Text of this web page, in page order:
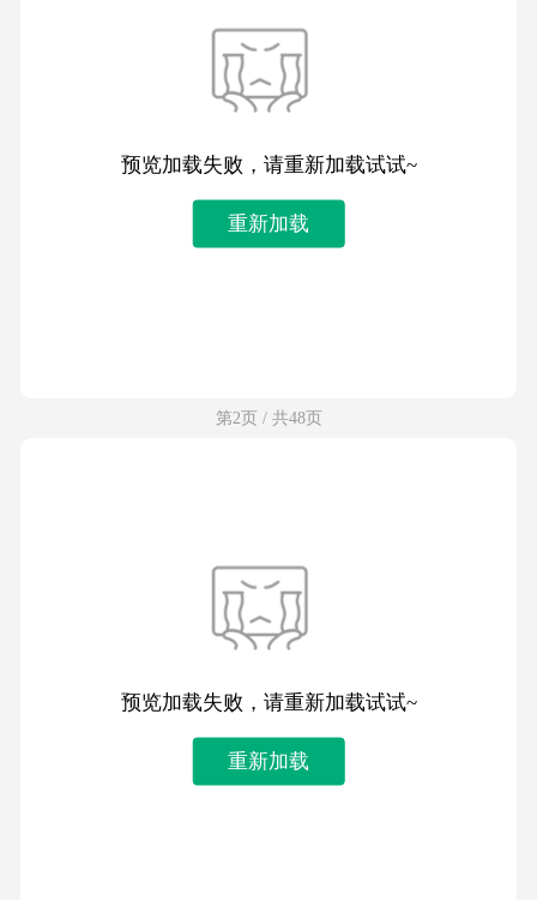
预览加载失败，请重新加载试试~
重新加载
第2页 / 共48页
预览加载失败，请重新加载试试~
重新加载